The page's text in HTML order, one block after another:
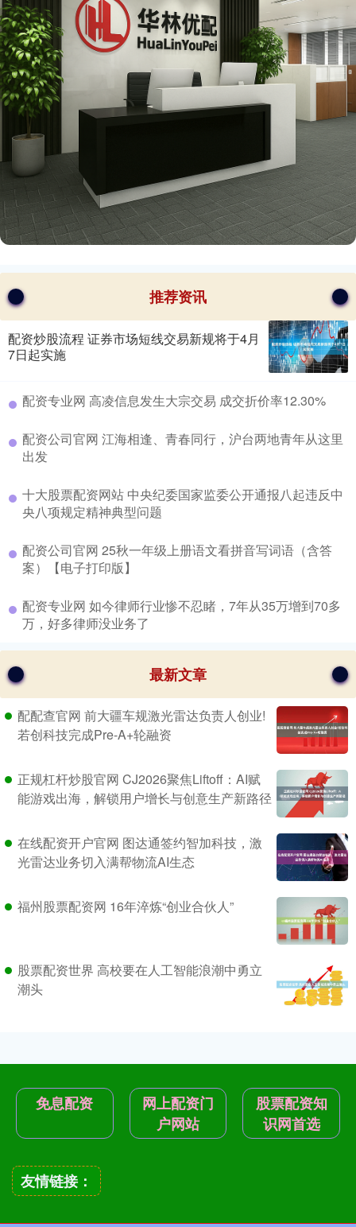
推荐资讯
配资炒股流程 证券市场短线交易新规将于4月
7日起实施
​配资专业网 高凌信息发生大宗交易 成交折价率12.30%
​配资公司官网 江海相逢、青春同行，沪台两地青年从这里
出发
​十大股票配资网站 中央纪委国家监委公开通报八起违反中
央八项规定精神典型问题
​配资公司官网 25秋一年级上册语文看拼音写词语（含答
案）【电子打印版】
​配资专业网 如今律师行业惨不忍睹，7年从35万增到70多
万，好多律师没业务了
最新文章
配配查官网 前大疆车规激光雷达负责人创业!
若创科技完成Pre-A+轮融资
正规杠杆炒股官网 CJ2026聚焦Liftoff：AI赋
能游戏出海，解锁用户增长与创意生产新路径
在线配资开户官网 图达通签约智加科技，激
光雷达业务切入满帮物流AI生态
福州股票配资网 16年淬炼“创业合伙人”
股票配资世界 高校要在人工智能浪潮中勇立
潮头
免息配资
网上配资门
户网站
股票配资知
识网首选
友情链接：